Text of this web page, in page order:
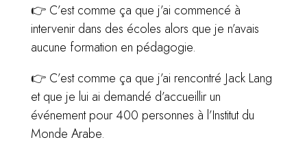
👉 C’est comme ça que j’ai commencé à
intervenir dans des écoles alors que je n’avais
aucune formation en pédagogie.
👉 C’est comme ça que j’ai rencontré Jack Lang
et que je lui ai demandé d’accueillir un
événement pour 400 personnes à l’Institut du
Monde Arabe.